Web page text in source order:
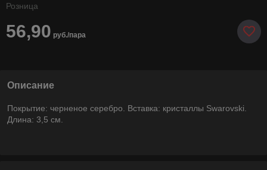
Розница
56,90 руб./пара
Описание
Покрытие: черненое серебро. Вставка: кристаллы Swarovski.
Длина: 3,5 см.